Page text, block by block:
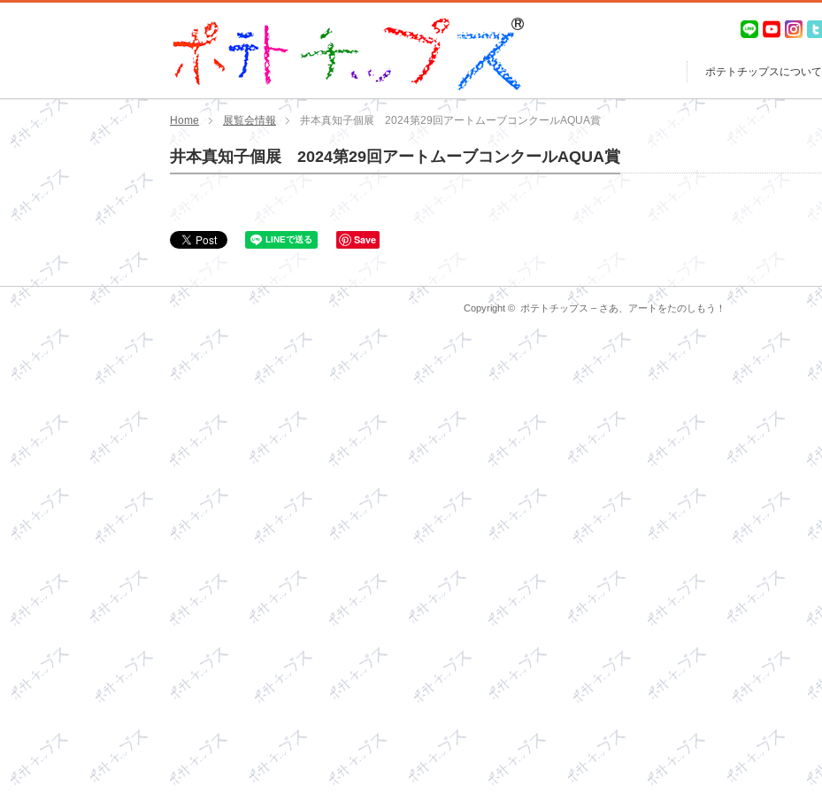
ポテトチップスについて
Home 展覧会情報 井本真知子個展 2024第29回アートムーブコンクールAQUA賞
井本真知子個展 2024第29回アートムーブコンクールAQUA賞
Save
Copyright © ポテトチップス – さあ、アートをたのしもう！